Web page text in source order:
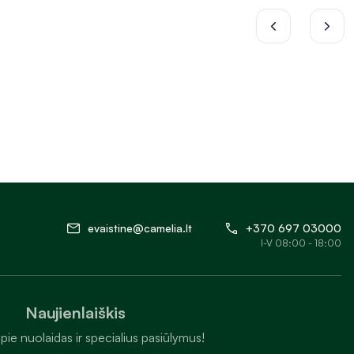
Naujienlaiškis
nuolaidas ir specialius pasiūlymus!
evaistine@camelia.lt +370 697 03000
I-V 08:00 - 18:00